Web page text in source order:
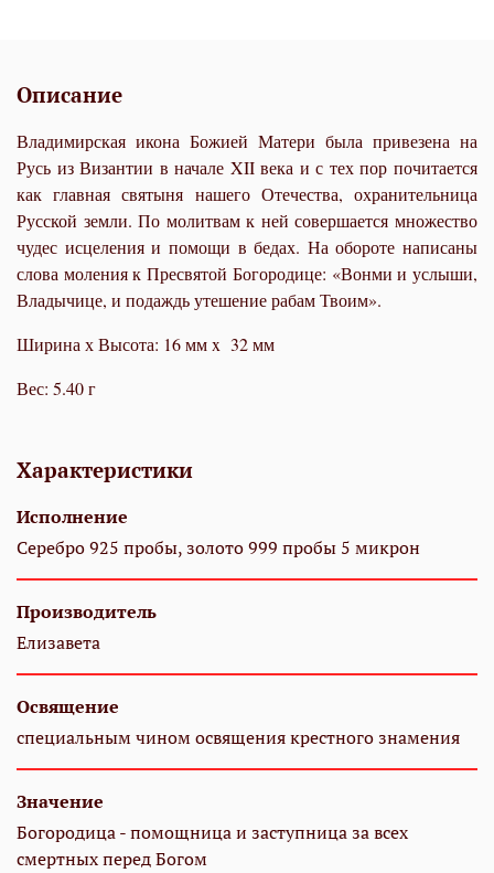
Описание
Владимирская икона Божией Матери была привезена на
Русь из Византии в начале XII века и с тех пор почитается
как главная святыня нашего Отечества, охранительница
Русской земли. По молитвам к ней совершается множество
чудес исцеления и помощи в бедах. На обороте написаны
слова моления к Пресвятой Богородице: «Вонми и услыши,
Владычице, и подаждь утешение рабам Твоим».
Ширина х Высота: 16 мм x 32 мм
Вес: 5.40 г
Характеристики
Исполнение
Серебро 925 пробы, золото 999 пробы 5 микрон
Производитель
Елизавета
Освящение
специальным чином освящения крестного знамения
Значение
Богородица - помощница и заступница за всех
смертных перед Богом